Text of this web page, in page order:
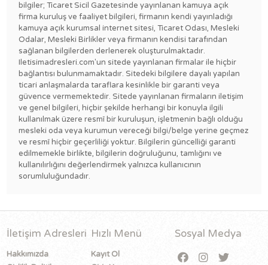
bilgiler; Ticaret Sicil Gazetesinde yayınlanan kamuya açık
firma kuruluş ve faaliyet bilgileri, firmanın kendi yayınladığı
kamuya açık kurumsal internet sitesi, Ticaret Odası, Mesleki
Odalar, Mesleki Birlikler veya firmanın kendisi tarafından
sağlanan bilgilerden derlenerek oluşturulmaktadır.
Iletisimadresleri.com'un sitede yayınlanan firmalar ile hiçbir
bağlantısı bulunmamaktadır. Sitedeki bilgilere dayalı yapılan
ticari anlaşmalarda taraflara kesinlikle bir garanti veya
güvence vermemektedir. Sitede yayınlanan firmaların iletişim
ve genel bilgileri, hiçbir şekilde herhangi bir konuyla ilgili
kullanılmak üzere resmî bir kuruluşun, işletmenin bağlı olduğu
mesleki oda veya kurumun vereceği bilgi/belge yerine geçmez
ve resmî hiçbir geçerliliği yoktur. Bilgilerin güncelliği garanti
edilmemekle birlikte, bilgilerin doğruluğunu, tamlığını ve
kullanılırlığını değerlendirmek yalnızca kullanıcının
sorumluluğundadır.
İletişim Adresleri
Hakkımızda
Hızlı Menü
Kayıt Ol
Sosyal Medya